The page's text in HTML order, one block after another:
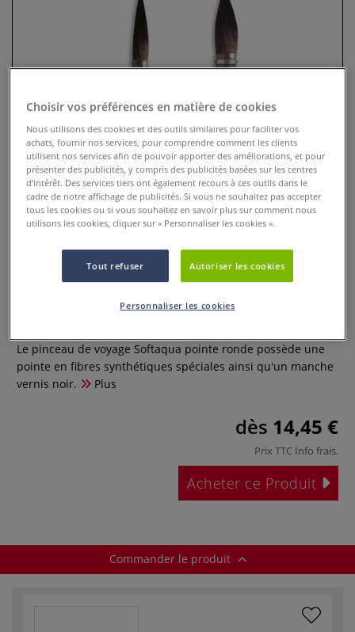
Pinceau de voyage Softaqua
pointe ronde Raphael
Le pinceau de voyage Softaqua pointe ronde possède une
pointe en fibres synthétiques spéciales ainsi qu'un manche
vernis noir.
Plus
dès 14,45 €
Prix TTC Info frais.
Acheter ce Produit
Commander le produit
Choisir vos préférences en matière de cookies
Nous utilisons des cookies et des outils similaires pour faciliter vos
achats, fournir nos services, pour comprendre comment les clients
utilisent nos services afin de pouvoir apporter des améliorations, et pour
présenter des publicités, y compris des publicités basées sur les centres
d’intérêt. Des services tiers ont également recours à ces outils dans le
cadre de notre affichage de publicités. Si vous ne souhaitez pas accepter
tous les cookies ou si vous souhaitez en savoir plus sur comment nous
utilisons les cookies, cliquer sur « Personnaliser les cookies ».
Tout refuser Autoriser les cookies
Personnaliser les cookies